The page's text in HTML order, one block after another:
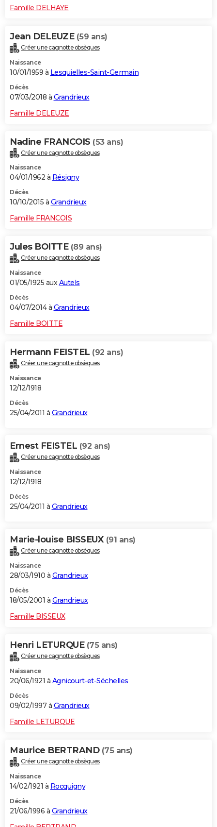
Famille DELHAYE
Jean DELEUZE (59 ans)
Créer une cagnotte obsèques
Naissance
10/01/1959 à Lesquielles-Saint-Germain
Décès
07/03/2018 à Grandrieux
Famille DELEUZE
Nadine FRANCOIS (53 ans)
Créer une cagnotte obsèques
Naissance
04/01/1962 à Résigny
Décès
10/10/2015 à Grandrieux
Famille FRANCOIS
Jules BOITTE (89 ans)
Créer une cagnotte obsèques
Naissance
01/05/1925 auxAutels
Décès
04/07/2014 à Grandrieux
Famille BOITTE
Hermann FEISTEL (92 ans)
Créer une cagnotte obsèques
Naissance
12/12/1918
Décès
25/04/2011 à Grandrieux
Ernest FEISTEL (92 ans)
Créer une cagnotte obsèques
Naissance
12/12/1918
Décès
25/04/2011 à Grandrieux
Marie-louise BISSEUX (91 ans)
Créer une cagnotte obsèques
Naissance
28/03/1910 à Grandrieux
Décès
18/05/2001 à Grandrieux
Famille BISSEUX
Henri LETURQUE (75 ans)
Créer une cagnotte obsèques
Naissance
20/06/1921 à Agnicourt-et-Séchelles
Décès
09/02/1997 à Grandrieux
Famille LETURQUE
Maurice BERTRAND (75 ans)
Créer une cagnotte obsèques
Naissance
14/02/1921 à Rocquigny
Décès
21/06/1996 à Grandrieux